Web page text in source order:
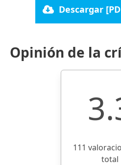
Descargar
Opinión de la
111
total